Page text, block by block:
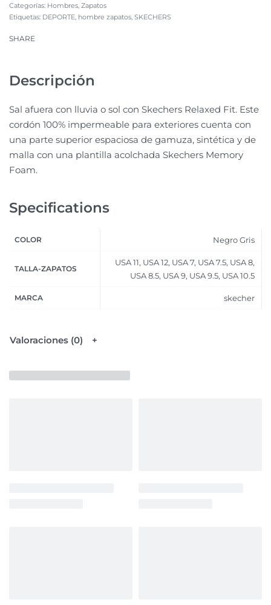
Categorías: Hombres, Zapatos
Etiquetas: DEPORTE, hombre zapatos, SKECHERS
SHARE
Descripción
Sal afuera con lluvia o sol con Skechers Relaxed Fit. Este
cordón 100% impermeable para exteriores cuenta con
una parte superior espaciosa de gamuza, sintética y de
malla con una plantilla acolchada Skechers Memory
Foam.
Specifications
COLOR Negro Gris
TALLA-ZAPATOS
USA 11, USA 12, USA 7, USA 7.5, USA 8,
USA 8.5, USA 9, USA 9.5, USA 10.5
MARCA skecher
Valoraciones (0)